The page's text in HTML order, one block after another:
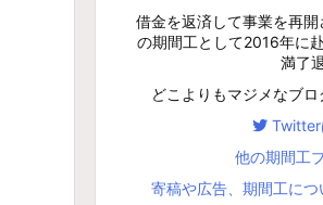
借金を返済して事業を再
の期間工として2016年に
満了
どこよりもマジメなブ
Twitter
他の期間工
寄稿や広告、期間工に